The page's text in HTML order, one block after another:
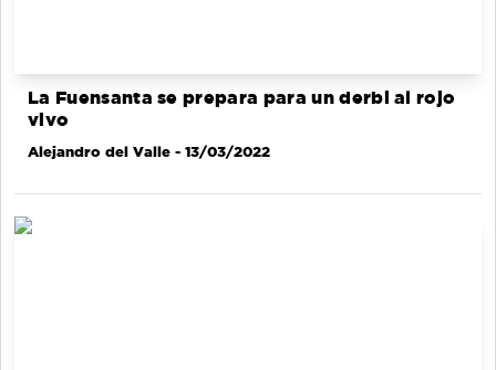
La Fuensanta se prepara para un derbi al rojo
vivo
Alejandro del Valle - 13/03/2022